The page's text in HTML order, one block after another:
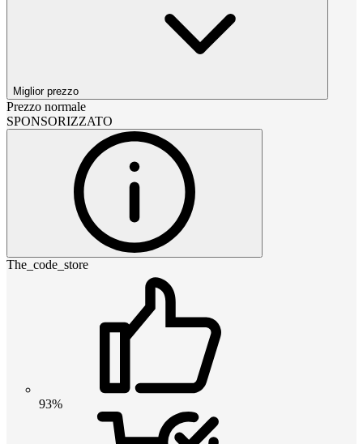
Miglior prezzo
Prezzo normale
SPONSORIZZATO
The_code_store
93%